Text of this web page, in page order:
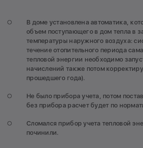
В доме установлена автоматика,
объем поступающего в дом тепла в
температуры наружного воздуха:
течение отопительного периода
тепловой энергии необходимо
начислений также потом
прошедшего года).
Не было прибора учета, потом
без прибора расчет будет по
Сломался прибор учета тепловой
починили.